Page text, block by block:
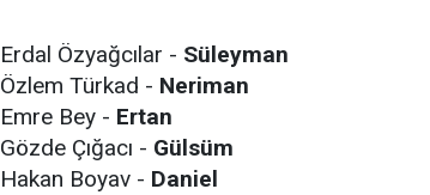
Erdal Özyağcılar - Süleyman
Özlem Türkad - Neriman
Emre Bey - Ertan
Gözde Çığacı - Gülsüm
Hakan Boyav - Daniel